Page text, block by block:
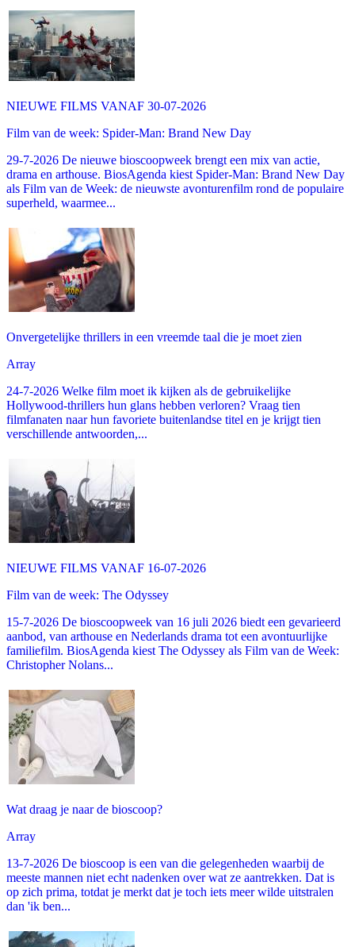
NIEUWE FILMS VANAF 30-07-2026
Film van de week: Spider-Man: Brand New Day
29-7-2026 De nieuwe bioscoopweek brengt een mix van actie,
drama en arthouse. BiosAgenda kiest Spider-Man: Brand New Day
als Film van de Week: de nieuwste avonturenfilm rond de populaire
superheld, waarmee...
Onvergetelijke thrillers in een vreemde taal die je moet zien
Array
24-7-2026 Welke film moet ik kijken als de gebruikelijke
Hollywood-thrillers hun glans hebben verloren? Vraag tien
filmfanaten naar hun favoriete buitenlandse titel en je krijgt tien
verschillende antwoorden,...
NIEUWE FILMS VANAF 16-07-2026
Film van de week: The Odyssey
15-7-2026 De bioscoopweek van 16 juli 2026 biedt een gevarieerd
aanbod, van arthouse en Nederlands drama tot een avontuurlijke
familiefilm. BiosAgenda kiest The Odyssey als Film van de Week:
Christopher Nolans...
Wat draag je naar de bioscoop?
Array
13-7-2026 De bioscoop is een van die gelegenheden waarbij de
meeste mannen niet echt nadenken over wat ze aantrekken. Dat is
op zich prima, totdat je merkt dat je toch iets meer wilde uitstralen
dan 'ik ben...